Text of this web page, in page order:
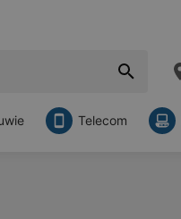
Telecom